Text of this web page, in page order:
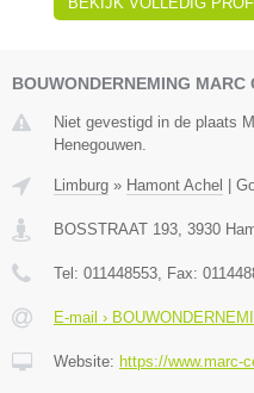
BOUWONDERNEMING MARC
Niet gevestigd in de plaats
Henegouwen.
Limburg » Hamont Achel
BOSSTRAAT 193 3930
Tel: 011448553 , Fax:
E-mail ›
Website: https://www.marc-